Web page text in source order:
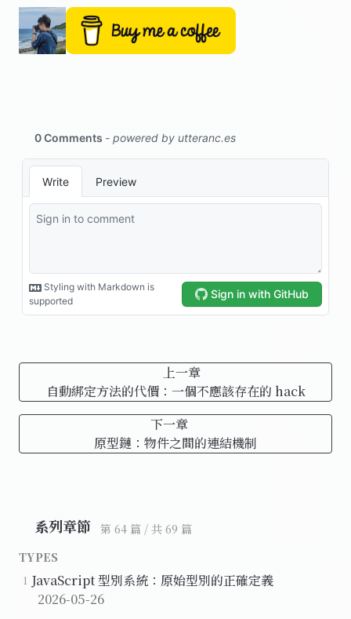
上一章
自動綁定方法的代價：一個不應該存在的 hack
下一章
原型鏈：物件之間的連結機制
系列章節 第 64 篇 / 共 69 篇
TYPES
1 JavaScript 型別系統：原始型別的正確定義
2026-05-26